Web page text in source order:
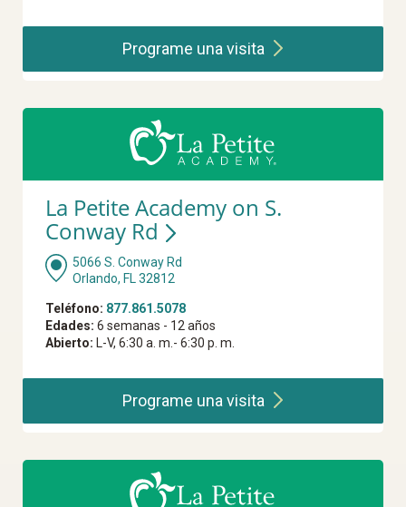
Programe unavisita
La Petite Academy on S.
Conway Rd
5066 S. Conway Rd
Orlando, FL 32812
Teléfono: 877.861.5078
Edades: 6 semanas - 12 años
Abierto: L-V, 6:30 a. m.- 6:30 p. m.
Programe unavisita